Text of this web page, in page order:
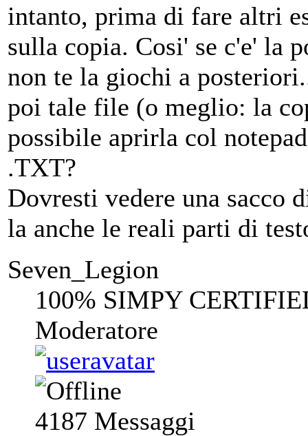
intanto, prima di fare altri
sulla copia. Cosi' se c'e' la
non te la giochi a
poi tale file (o meglio: la
possibile aprirla col
.TXT?
Dovresti vedere una sacco
la anche le reali parti di
Seven_Legion
100% SIMPY
Moderatore
4187 Messaggi